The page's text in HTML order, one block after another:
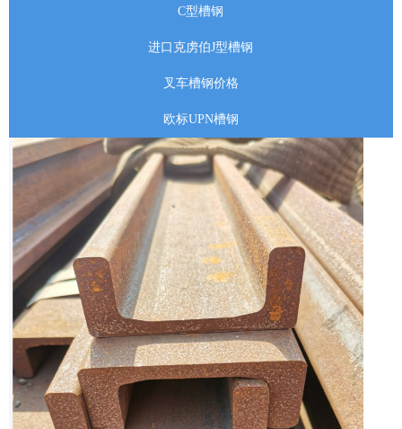
C型槽钢
进口克虏伯J型槽钢
叉车槽钢价格
欧标UPN槽钢